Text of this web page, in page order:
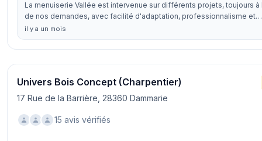
La menuiserie Vallée est intervenue sur différents projets, toujours
de nos demandes, avec facilité d'adaptation, professionnalisme et…
il y a un mois
Univers Bois Concept (Charpentier)
17 Rue de la Barrière, 28360 Dammarie
15 avis vérifiés